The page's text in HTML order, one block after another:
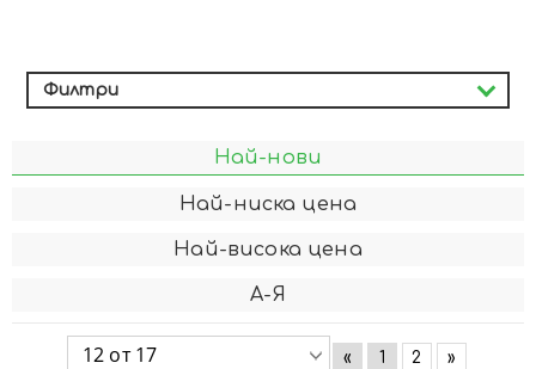
Филтри
Най-нови
Най-ниска цена
Най-висока цена
А-Я
« 1 2 »